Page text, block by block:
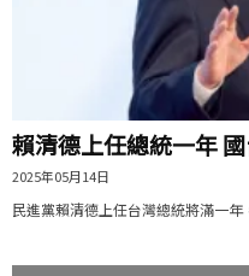
賴清德上任總統一年
2025年05月14日
民進黨賴清德上任台灣總統將滿一年